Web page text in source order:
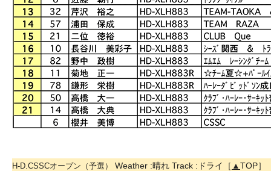
H-D.CSSCオープン（予選） Weather :晴れ Track :ドライ［ ▲TOP］